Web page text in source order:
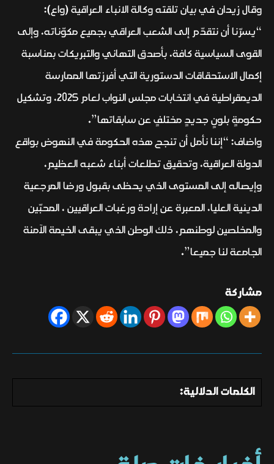
وقال زيدان في بيان تلقته وكالة الانباء العراقية (واع):
“يسرّنا أن نتقدّم إلى الشعب العراقي بجميع مكوّناته، وإلى
القوى السياسية كافة، بأصدق التهاني والتبريكات بمناسبة
إكمال الاستحقاقات الدستورية التي أفرزتها الممارسة
الديمقراطية في انتخابات مجلس النواب لعام 2025، وتشكيل
حكومةٍ بلونٍ جديدٍ مختلفٍ عن سابقاتها”.
واضاف: “إننا نأمل أن تنجح هذه الحكومة في النهوض بواقع
الدولة العراقية، وتحقيق تطلعات أبناء شعبه العظيم،
وإيصاله إلى المستوى الذي يحظى بقبول ورضا المرجعية
الدينية العليا، المعبرة عن إرادة ورغبات العراقيين ، المحبّين
والمخلصين لوطنهم، ذلك الوطن الذي يبقى الخيمة الآمنة
الجامعة لنا جميعا”.
مشاركة
الكلمات الدلالية: